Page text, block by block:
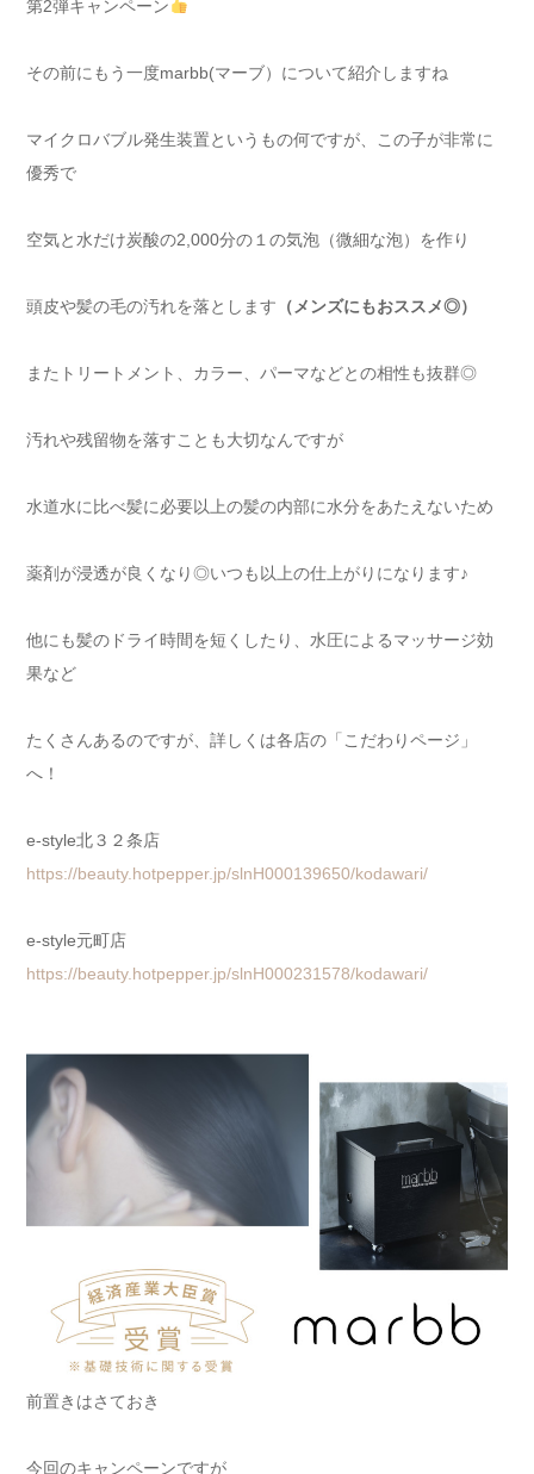
第2弾キャンペーン
その前にもう一度marbb(マーブ）について紹介しますね
マイクロバブル発生装置というもの何ですが、この子が非常に
優秀で
空気と水だけ炭酸の2,000分の１の気泡（微細な泡）を作り
頭皮や髪の毛の汚れを落とします （メンズにもおススメ◎）
またトリートメント、カラー、パーマなどとの相性も抜群◎
汚れや残留物を落すことも大切なんですが
水道水に比べ髪に必要以上の髪の内部に水分をあたえないため
薬剤が浸透が良くなり◎いつも以上の仕上がりになります♪
他にも髪のドライ時間を短くしたり、水圧によるマッサージ効
果など
たくさんあるのですが、詳しくは各店の「こだわりページ」
へ！
e-style北３２条店
https://beauty.hotpepper.jp/slnH000139650/kodawari/
e-style元町店
https://beauty.hotpepper.jp/slnH000231578/kodawari/
前置きはさておき
今回のキャンペーンですが